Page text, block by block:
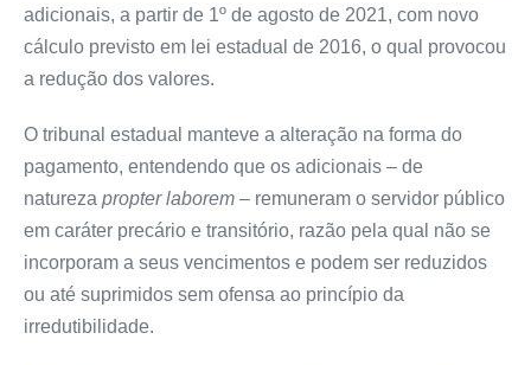
adicionais, a partir de 1º de agosto de 2021, com novo
cálculo previsto em lei estadual de 2016, o qual provocou
a redução dos valores.
O tribunal estadual manteve a alteração na forma do
pagamento, entendendo que os adicionais – de
natureza propter laborem – remuneram o servidor público
em caráter precário e transitório, razão pela qual não se
incorporam a seus vencimentos e podem ser reduzidos
ou até suprimidos sem ofensa ao princípio da
irredutibilidade.